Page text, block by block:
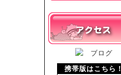
携帯版はこちら！